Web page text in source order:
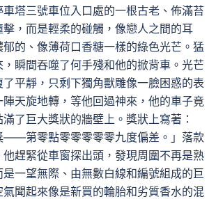
塔三號車位入口處的一根古老、佈滿苔
，而是輕柔的碰觸，像戀人之間的耳
的、像薄荷口香糖一樣的綠色光芒。猛
瞬間吞噬了何手殘和他的掀背車。光芒
平靜，只剩下獨角獸雕像一臉困惑的表
天旋地轉，等他回過神來，他的車子竟
了巨大獎狀的牆壁上。獎狀上寫著：
——第零點零零零零零九度偏差。」落款
趕緊從車窗探出頭，發現周圍不再是熟
一望無際、由無數白線和編號組成的巨
聞起來像是新買的輪胎和劣質香水的混